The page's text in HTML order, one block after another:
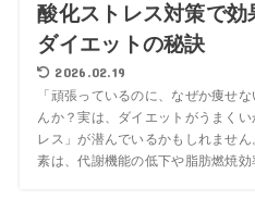
酸化ストレス対策で
ダイエットの秘訣
2026.02.19
「頑張っているのに、なぜか痩せ
んか？実は、ダイエットがうまく
レス」が潜んでいるかもしれませ
素は、代謝機能の低下や脂肪燃焼効